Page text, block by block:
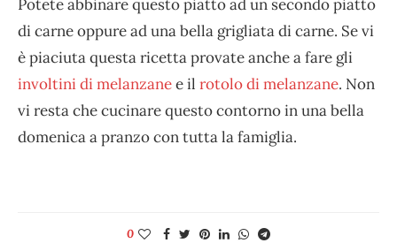
Potete abbinare questo piatto ad un secondo piatto
di carne oppure ad una bella grigliata di carne. Se vi
è piaciuta questa ricetta provate anche a fare gli
involtini di melanzanee il rotolo di melanzane. Non
vi resta che cucinare questo contorno in una bella
domenica a pranzo con tutta la famiglia.
0